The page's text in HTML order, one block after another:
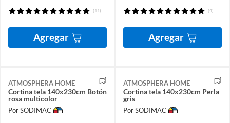
(11)
Agregar
(4)
Agregar
ATMOSPHERA HOME
Cortina tela 140x230cm Botón
rosa multicolor
Por SODIMAC
ATMOSPHERA HOME
Cortina tela 140x230cm Perla
gris
Por SODIMAC